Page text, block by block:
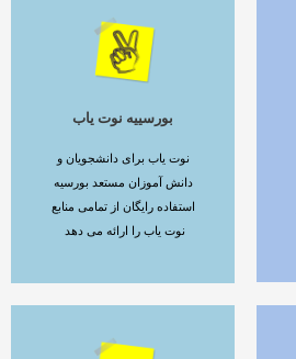
بورسییه نوت یاب
نوت یاب برای دانشجویان و
دانش آموزان مستعد بورسیه
استفاده رایگان از تمامی منابع
نوت یاب را ارائه می دهد
ادامه مطلب